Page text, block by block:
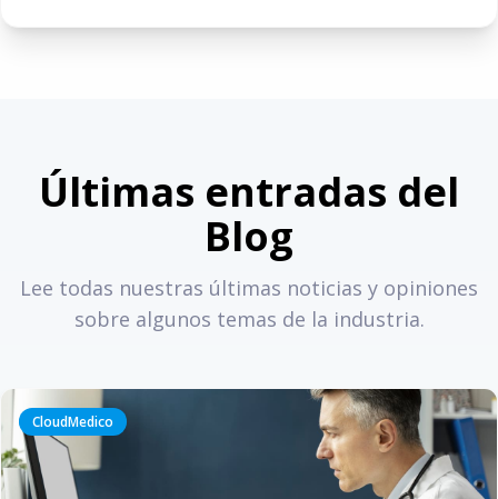
Últimas entradas del
Blog
Lee todas nuestras últimas noticias y opiniones
sobre algunos temas de la industria.
CloudMedico